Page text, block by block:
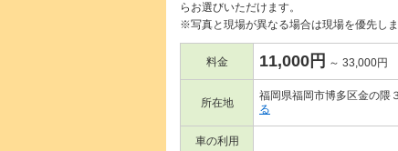
らお選びいただけます。
※写真と現場が異なる場合は現場を優先しま
料金 11,000円 ～ 33,000円
所在地
福岡県福岡市博多区金の隈
る
車の利用